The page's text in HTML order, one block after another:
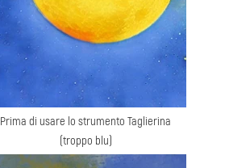
Prima di usare lo strumento Taglierina
(troppo blu)